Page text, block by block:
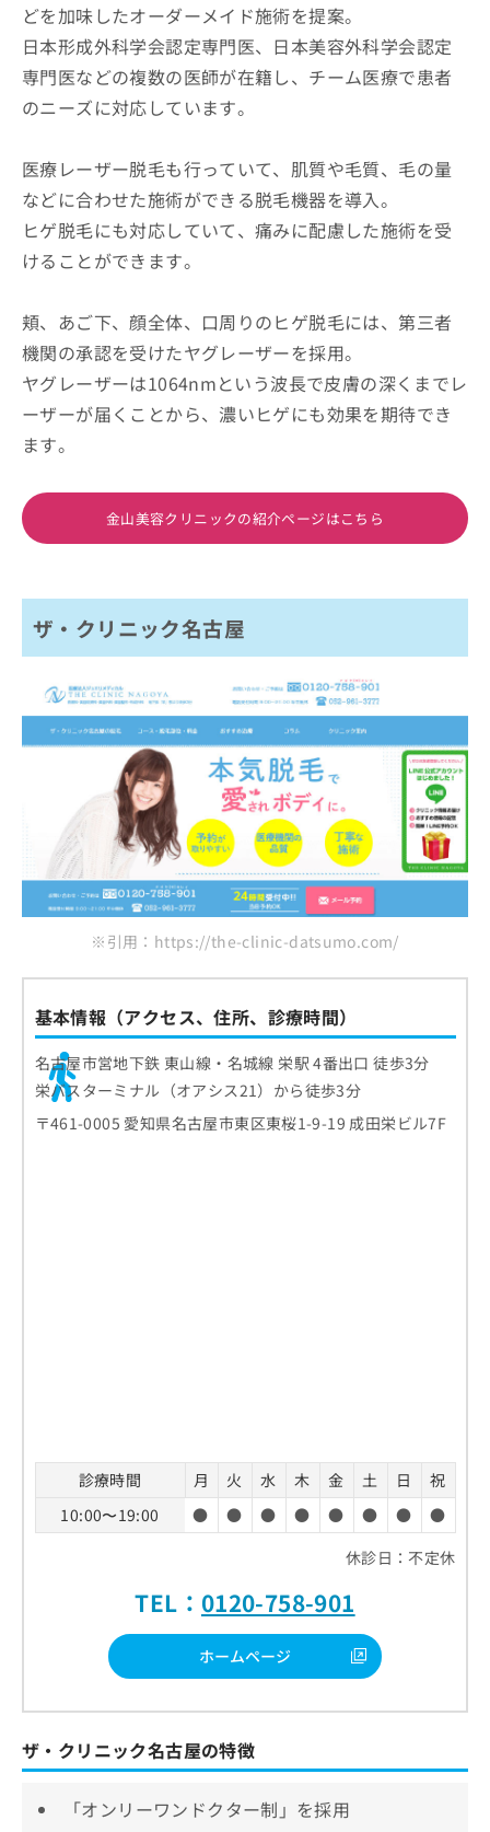
どを加味したオーダーメイド施術を提案。
日本形成外科学会認定専門医、日本美容外科学会認定
専門医などの複数の医師が在籍し、チーム医療で患者
のニーズに対応しています。
医療レーザー脱毛も行っていて、肌質や毛質、毛の量
などに合わせた施術ができる脱毛機器を導入。
ヒゲ脱毛にも対応していて、痛みに配慮した施術を受
けることができます。
頬、あご下、顔全体、口周りのヒゲ脱毛には、第三者
機関の承認を受けたヤグレーザーを採用。
ヤグレーザーは1064nmという波長で皮膚の深くまでレ
ーザーが届くことから、濃いヒゲにも効果を期待でき
ます。
金山美容クリニックの紹介ページはこちら
ザ・クリニック名古屋
※引用：https://the-clinic-datsumo.com/
基本情報（アクセス、住所、診療時間）
名古屋市営地下鉄 東山線・名城線 栄駅 4番出口 徒歩3分
栄バスターミナル（オアシス21）から徒歩3分
〒461-0005 愛知県名古屋市東区東桜1-9-19 成田栄ビル7F
診療時間 月 火 水 木 金 土 日
祝
10:00〜19:00
● ● ● ● ● ● ●
●
休診日：不定休
TEL： 0120-758-901
ホームページ
ザ・クリニック名古屋の特徴
「オンリーワンドクター制」を採用